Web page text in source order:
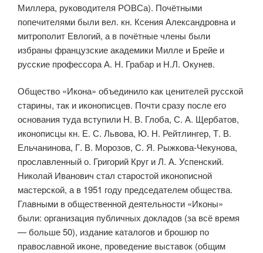
Миллера, руководителя РОВСа). Почётными
попечителями были вел. кн. Ксения Александровна и
митрополит Евлогий, а в почётные члены были
избраны французские академики Милле и Брейе и
русские профес­сора А. Н. Грабар и Н.Л. Окунев.
Общество «Икона» объединило как ценителей русской
ста­рины, так и иконописцев. Почти сразу после его
основания туда вступили Н. В. Глоба, С. А. Щербатов,
иконописцы кн. Е. С. Львова, Ю. Н. Рейтлингер, Т. В.
Ельчанинова, Г. В. Морозов, С. Я. Рыжкова-Чекунова,
прославленный о. Григорий Круг и Л. А. Успенский.
Николай Иванович стал старостой иконописной
мастерской, а в 1951 году пред­седателем общества.
Главными в общественной деятельности «Иконы»
были: организация публичных докладов (за всё время
— больше 50), изда­ние каталогов и брошюр по
православной иконе, проведение выставок (общим